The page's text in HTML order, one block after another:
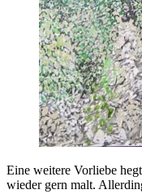
Eine weitere Vorliebe
wieder gern malt.